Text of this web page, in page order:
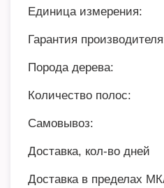
Единица измерения:
Гарантия
Порода дерева:
Количество полос:
Самовывоз:
Доставка, кол-во дней
Доставка в пределах